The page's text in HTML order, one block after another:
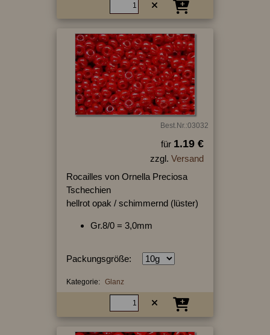
Best.Nr.:03032
für 1.19 €
zzgl. Versand
Rocailles von Ornella Preciosa
Tschechien
hellrot opak / schimmernd (lüster)
Gr.8/0 = 3,0mm
Packungsgröße:
Kategorie: Glanz